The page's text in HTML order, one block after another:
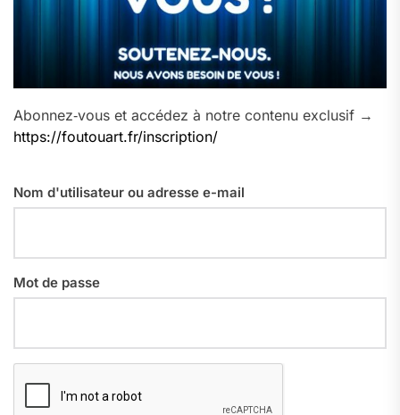
Abonnez‑vous et accédez à notre contenu exclusif →
https://foutouart.fr/inscription/
Nom d'utilisateur ou adresse e-mail
Mot de passe